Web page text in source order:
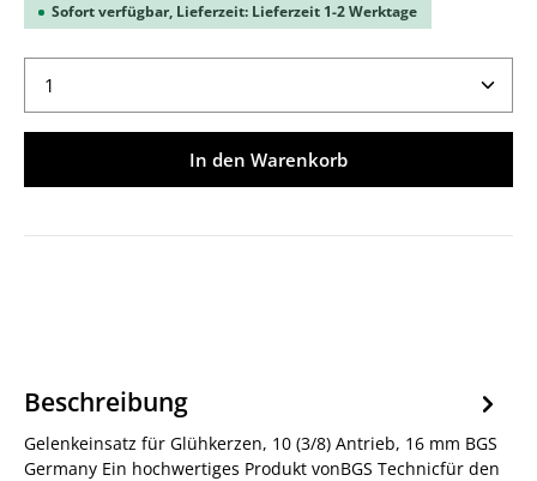
Sofort verfügbar, Lieferzeit: Lieferzeit 1-2 Werktage
Produkt Anzahl: Gib den gewünschten Wert ein
In den Warenkorb
Beschreibung
Gelenkeinsatz für Glühkerzen, 10 (3/8) Antrieb, 16 mm BGS
Germany Ein hochwertiges Produkt vonBGS Technicfür den